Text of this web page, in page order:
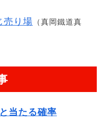
売り場 （真岡鐵道真
当たる確率